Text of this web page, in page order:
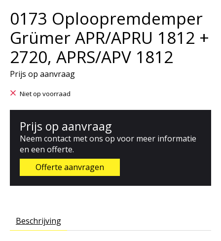
0173 Oploopremdemper
Grümer APR/APRU 1812 +
2720, APRS/APV 1812
Prijs op aanvraag
Niet op voorraad
Prijs op aanvraag
Neem contact met ons op voor meer informatie
en een offerte.
Offerte aanvragen
Beschrijving